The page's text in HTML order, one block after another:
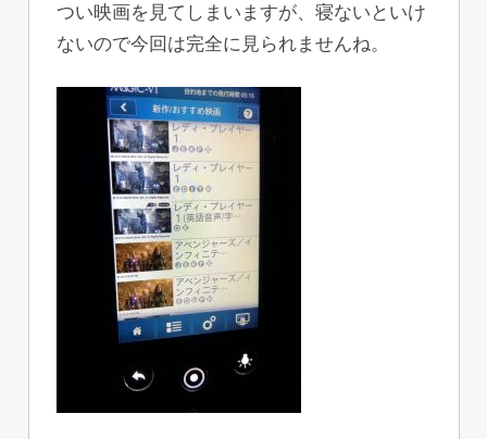
つい映画を見てしまいますが、寝ないといけ
ないので今回は完全に見られませんね。